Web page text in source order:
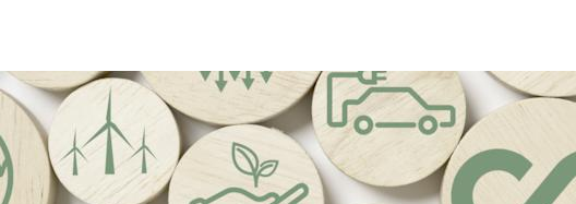
LCA-Tassonomia